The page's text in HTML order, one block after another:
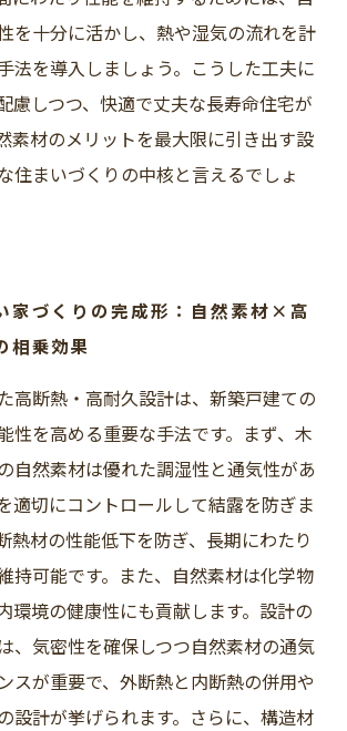
を十分に活かし、熱や湿気の流れを計
法を導入しましょう。こうした工夫に
慮しつつ、快適で丈夫な長寿命住宅が
素材のメリットを最大限に引き出す設
住まいづくりの中核と言えるでしょ
家づくりの完成形：自然素材×高
相乗効果
高断熱・高耐久設計は、新築戸建ての
性を高める重要な手法です。まず、木
自然素材は優れた調湿性と通気性があ
適切にコントロールして結露を防ぎま
熱材の性能低下を防ぎ、長期にわたり
持可能です。また、自然素材は化学物
環境の健康性にも貢献します。設計の
、気密性を確保しつつ自然素材の通気
スが重要で、外断熱と内断熱の併用や
設計が挙げられます。さらに、構造材